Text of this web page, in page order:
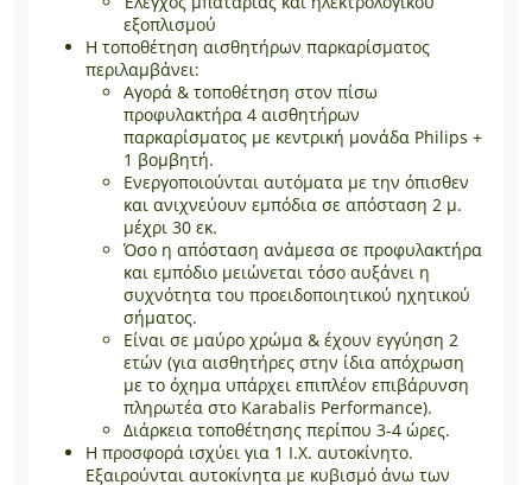
εξοπλισμού
Η τοποθέτηση αισθητήρων παρκαρίσματος
περιλαμβάνει:
Αγορά & τοποθέτηση στον πίσω
προφυλακτήρα 4 αισθητήρων
παρκαρίσματος με κεντρική μονάδα Philips +
1 βομβητή.
Ενεργοποιούνται αυτόματα με την όπισθεν
και ανιχνεύουν εμπόδια σε απόσταση 2 μ.
μέχρι 30 εκ.
Όσο η απόσταση ανάμεσα σε προφυλακτήρα
και εμπόδιο μειώνεται τόσο αυξάνει η
συχνότητα του προειδοποιητικού ηχητικού
σήματος.
Είναι σε μαύρο χρώμα & έχουν εγγύηση 2
ετών (για αισθητήρες στην ίδια απόχρωση
με το όχημα υπάρχει επιπλέον επιβάρυνση
πληρωτέα στο Karabalis Performance).
Διάρκεια τοποθέτησης περίπου 3-4 ώρες.
Η προσφορά ισχύει για 1 Ι.Χ. αυτοκίνητο.
Εξαιρούνται αυτοκίνητα με κυβισμό άνω των